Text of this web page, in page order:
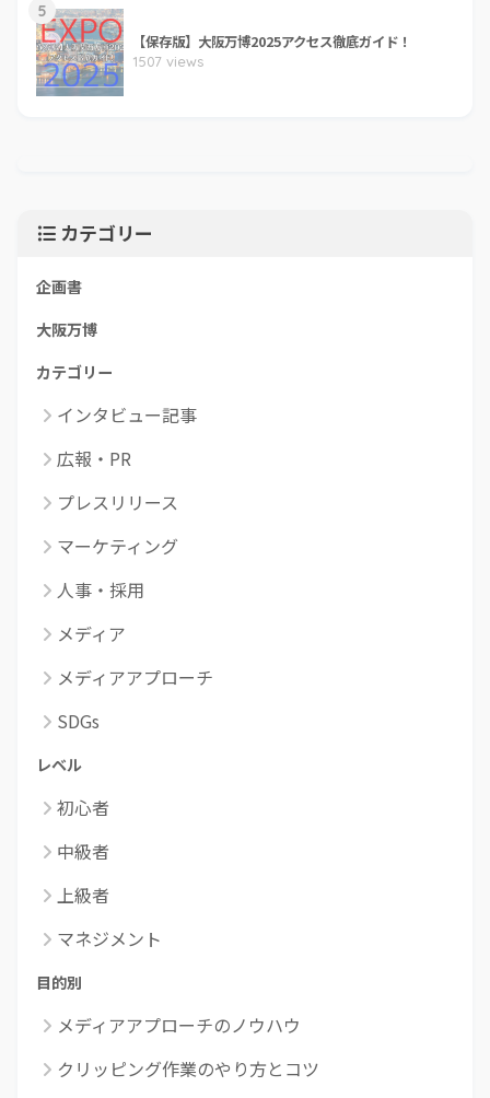
5
【保存版】大阪万博2025アクセス徹底ガイド！
1507 views
カテゴリー
企画書
大阪万博
カテゴリー
インタビュー記事
広報・PR
プレスリリース
マーケティング
人事・採用
メディア
メディアアプローチ
SDGs
レベル
初心者
中級者
上級者
マネジメント
目的別
メディアアプローチのノウハウ
クリッピング作業のやり方とコツ